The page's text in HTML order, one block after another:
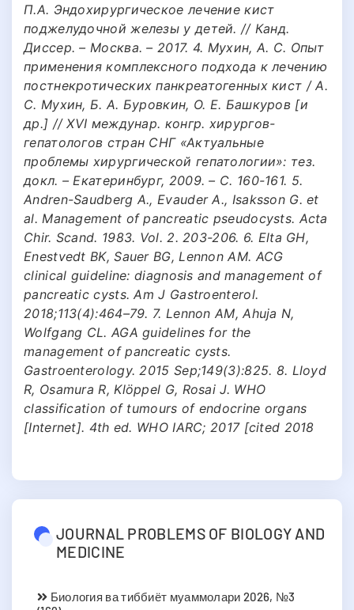
П.А. Эндохирургическое лечение кист
поджелудочной железы у детей. // Канд.
Диссер. – Москва. – 2017. 4. Мухин, А. С. Опыт
применения комплексного подхода к лечению
постнекротических панкреатогенных кист / А.
С. Мухин, Б. А. Буровкин, О. Е. Башкуров [и
др.] // XVI междунар. конгр. хирургов-
гепатологов стран СНГ «Актуальные
проблемы хирургической гепатологии»: тез.
докл. – Екатеринбург, 2009. – С. 160-161. 5.
Andren-Saudberg A., Evauder A., Isaksson G. et
al. Management of pancreatic pseudocysts. Acta
Chir. Scand. 1983. Vol. 2. 203-206. 6. Elta GH,
Enestvedt BK, Sauer BG, Lennon AM. ACG
clinical guideline: diagnosis and management of
pancreatic cysts. Am J Gastroenterol.
2018;113(4):464–79. 7. Lennon AM, Ahuja N,
Wolfgang CL. AGA guidelines for the
management of pancreatic cysts.
Gastroenterology. 2015 Sep;149(3):825. 8. Lloyd
R, Osamura R, Klöppel G, Rosai J. WHO
classification of tumours of endocrine organs
[Internet]. 4th ed. WHO IARC; 2017 [cited 2018
JOURNAL PROBLEMS OF BIOLOGY AND
MEDICINE
Биология ва тиббиёт муаммолари 2026, №3